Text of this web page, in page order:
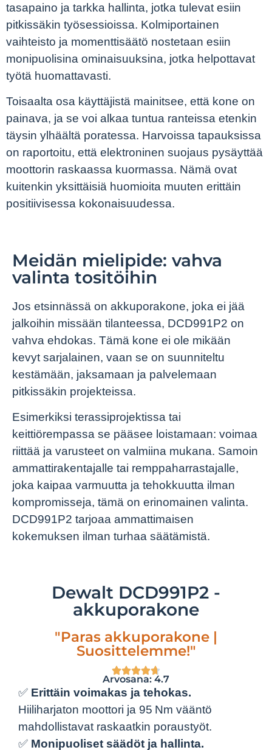
tasapaino ja tarkka hallinta, jotka tulevat esiin
pitkissäkin työsessioissa. Kolmiportainen
vaihteisto ja momenttisäätö nostetaan esiin
monipuolisina ominaisuuksina, jotka helpottavat
työtä huomattavasti.
Toisaalta osa käyttäjistä mainitsee, että kone on
painava, ja se voi alkaa tuntua ranteissa etenkin
täysin ylhäältä poratessa. Harvoissa tapauksissa
on raportoitu, että elektroninen suojaus pysäyttää
moottorin raskaassa kuormassa. Nämä ovat
kuitenkin yksittäisiä huomioita muuten erittäin
positiivisessa kokonaisuudessa.
Meidän mielipide: vahva
valinta tositöihin
Jos etsinnässä on akkuporakone, joka ei jää
jalkoihin missään tilanteessa, DCD991P2 on
vahva ehdokas. Tämä kone ei ole mikään
kevyt sarjalainen, vaan se on suunniteltu
kestämään, jaksamaan ja palvelemaan
pitkissäkin projekteissa.
Esimerkiksi terassiprojektissa tai
keittiörempassa se pääsee loistamaan: voimaa
riittää ja varusteet on valmiina mukana. Samoin
ammattirakentajalle tai remppaharrastajalle,
joka kaipaa varmuutta ja tehokkuutta ilman
kompromisseja, tämä on erinomainen valinta.
DCD991P2 tarjoaa ammattimaisen
kokemuksen ilman turhaa säätämistä.
Dewalt DCD991P2 -
akkuporakone
"Paras akkuporakone |
Suosittelemme!"
Arvosana: 4.7
✅ Erittäin voimakas ja tehokas.
Hiiliharjaton moottori ja 95 Nm vääntö
mahdollistavat raskaatkin poraustyöt.
✅ Monipuoliset säädöt ja hallinta.